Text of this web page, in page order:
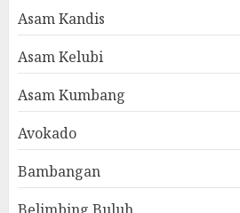
Asam Kandis
Asam Kelubi
Asam Kumbang
Avokado
Bambangan